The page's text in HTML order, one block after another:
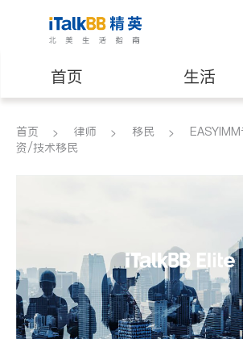
首页 生活
医生 律师
建筑装修
首页 律师 移民
资/技术移民